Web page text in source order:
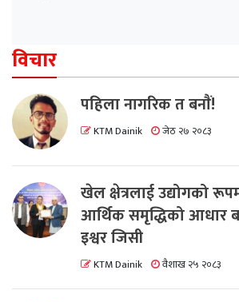
विचार
पहिला नागरिक त बनाैं!
KTM Dainik जेठ २७ २०८३
खेल क्षेत्रलाई उद्योगको
आर्थिक समृद्धिको आधार
इश्वर जिसी
KTM Dainik वैशाख २५ २०८३